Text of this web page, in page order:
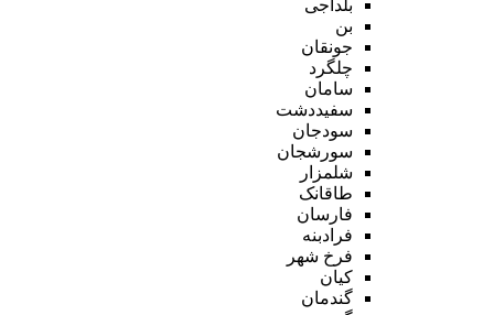
بلداجی
بن
جونقان
چلگرد
سامان
سفیددشت
سودجان
سورشجان
شلمزار
طاقانک
فارسان
فرادبنه
فرخ شهر
کیان
گندمان